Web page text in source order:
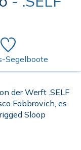
Segelboote
der Werft .SELF
Fabbrovich, es
Sloop